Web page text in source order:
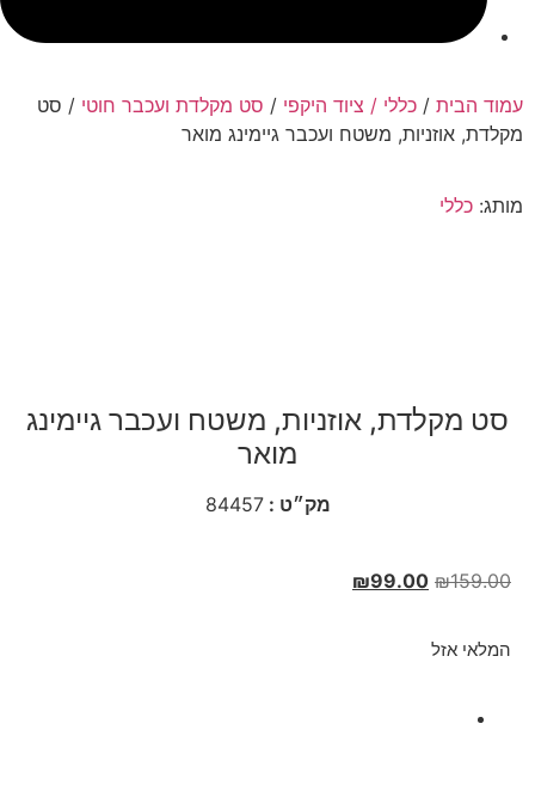
עמוד הבית / כללי / ציוד היקפי / סט מקלדת ועכבר חוטי / סט
מקלדת, אוזניות, משטח ועכבר גיימינג מואר
מותג: כללי
סט מקלדת, אוזניות, משטח ועכבר גיימינג
מואר
מק״ט :84457
₪159.00
₪99.00
המלאי אזל